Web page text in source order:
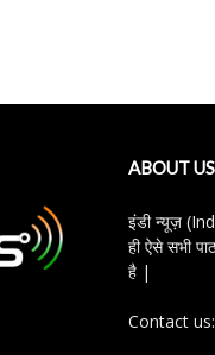
ABOUT US
इंडी न्यूज़ (Indi
ही ऐसे सभी
है |
Contact us: